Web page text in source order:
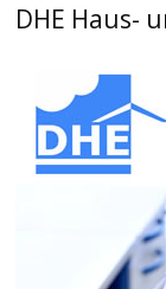
DHE Haus-